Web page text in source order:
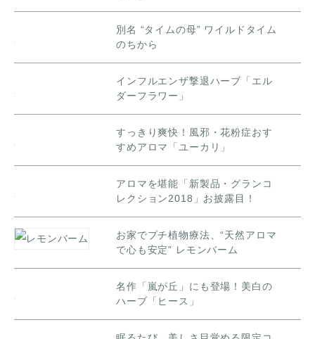
別名 “タイムの母” ワイルドタイム
のちから
インフルエンザ撃退ハーブ「エル
ダーフラワー」
すっきり爽快！風邪・花粉症おす
すめアロマ「ユーカリ」
アロマを堪能「新製品・グランコ
レクション2018」お披露目！
お家でプチ植物療法、“天然アロマ
で心も安定” レモンバーム
名作「嵐が丘」にも登場！美白の
ハーブ「ヒース」